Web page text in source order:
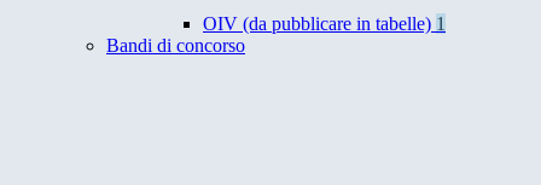
OIV (da pubblicare in tabelle) 1
Bandi di concorso